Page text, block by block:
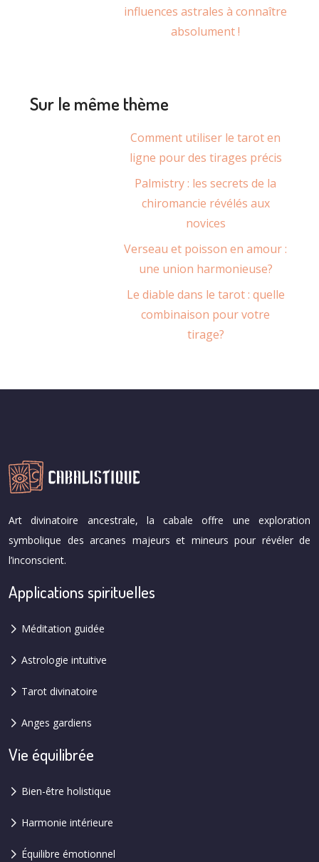
influences astrales à connaître
absolument !
Sur le même thème
Comment utiliser le tarot en
ligne pour des tirages précis
Palmistry : les secrets de la
chiromancie révélés aux
novices
Verseau et poisson en amour :
une union harmonieuse?
Le diable dans le tarot : quelle
combinaison pour votre
tirage?
Art divinatoire ancestrale, la cabale offre une exploration
symbolique des arcanes majeurs et mineurs pour révéler de
l’inconscient.
Applications spirituelles
Méditation guidée
Astrologie intuitive
Tarot divinatoire
Anges gardiens
Vie équilibrée
Bien-être holistique
Harmonie intérieure
Équilibre émotionnel